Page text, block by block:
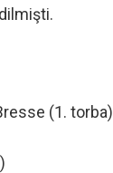
(1. torba)